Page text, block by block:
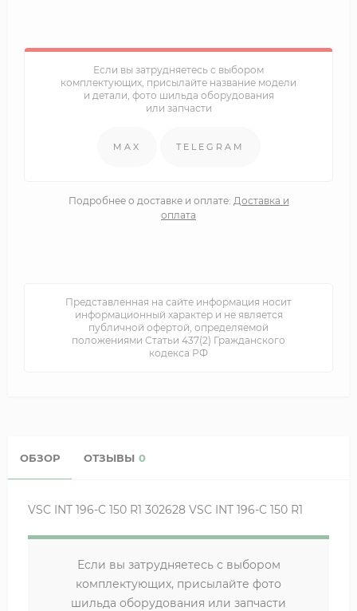
Если вы затрудняетесь с выбором
комплектующих, присылайте название модели
и детали, фото шильда оборудования
или запчасти
MAX TELEGRAM
Подробнее о доставке и оплате: Доставка и
оплата
Представленная на сайте информация носит
информационный характер и не является
публичной офертой, определяемой
положениями Статьи 437(2) Гражданского
кодекса РФ
ОБЗОР ОТЗЫВЫ 0
VSC INT 196-C 150 R1 302628 VSC INT 196-C 150 R1
Если вы затрудняетесь с выбором
комплектующих, присылайте фото
шильда оборудования или запчасти